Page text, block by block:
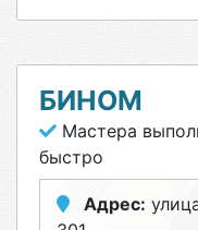
БИНОМ
Мастера
быстро
Адрес: